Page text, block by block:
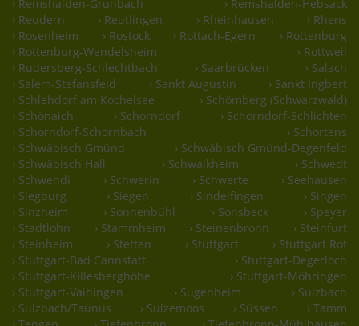
› Remshalden-Grunbach
› Remshalden-Hebsack
› Reudern
› Reutlingen › Rheinhausen
› Rhens
› Rosenheim
› Rostock › Rottach-Egern
› Rottenburg
› Rottenburg-Wendelsheim
› Rottweil
› Rudersberg-Schlechtbach
› Saarbrücken
› Salach
› Salem-Stefansfeld
› Sankt Augustin
› Sankt Ingbert
› Schlehdorf am Kochelsee
› Schömberg (Schwarzwald)
› Schönaich
› Schorndorf
› Schorndorf-Schlichten
› Schorndorf-Schornbach
› Schortens
› Schwäbisch Gmünd
› Schwäbisch Gmünd-Degenfeld
› Schwäbisch Hall
› Schwaikheim
› Schwedt
› Schwendi
› Schwerin › Schwerte
› Seehausen
› Siegburg
› Siegen › Sindelfingen
› Singen
› Sinzheim
› Sonnenbühl › Sonsbeck
› Speyer
› Stadtlohn
› Stammheim › Steinenbronn
› Steinfurt
› Steinheim
› Stetten › Stuttgart
› Stuttgart Rot
› Stuttgart-Bad Cannstatt
› Stuttgart-Degerloch
› Stuttgart-Killesberghöhe
› Stuttgart-Möhringen
› Stuttgart-Vaihingen
› Sugenheim
› Sulzbach
› Sulzbach/Taunus
› Sulzemoos › Süssen
› Tamm